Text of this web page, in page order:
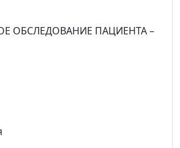
ОБСЛЕДОВАНИЕ ПАЦИЕНТА –